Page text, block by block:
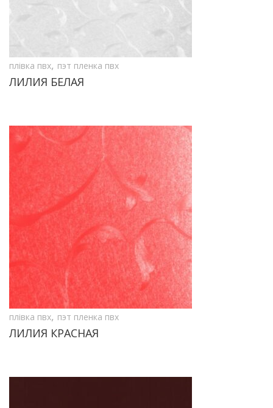
плівка пвх, пэт пленка пвх
ЛИЛИЯ БЕЛАЯ
плівка пвх, пэт пленка пвх
ЛИЛИЯ КРАСНАЯ